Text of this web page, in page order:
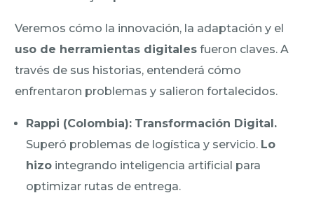
Veremos cómo la innovación, la adaptación y el
uso de herramientas digitales fueron claves. A
través de sus historias, entenderá cómo
enfrentaron problemas y salieron fortalecidos.
Rappi (Colombia): Transformación Digital.
Superó problemas de logística y servicio. Lo
hizo integrando inteligencia artificial para
optimizar rutas de entrega.